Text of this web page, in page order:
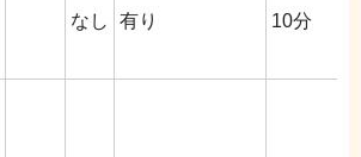
なし 有り 10分